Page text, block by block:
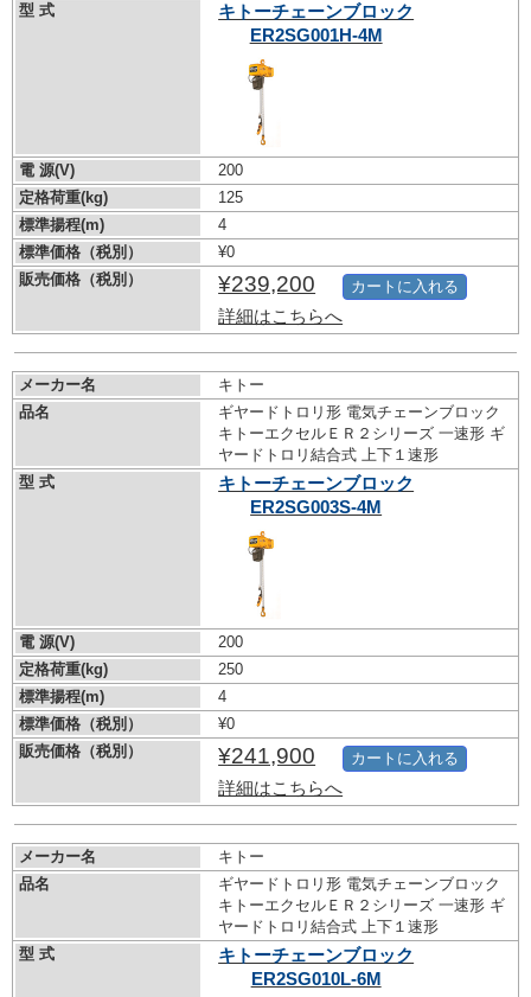
型 式
キトーチェーンブロック
ER2SG001H-4M
電 源(V)
200
定格荷重(kg)
125
標準揚程(m)
4
標準価格（税別）
¥0
販売価格（税別）
¥239,200
詳細はこちらへ
カートに入れる
メーカー名
キトー
品名
ギヤードトロリ形 電気チェーンブロック
キトーエクセルＥＲ２シリーズ 一速形 ギ
ヤードトロリ結合式 上下１速形
型 式
キトーチェーンブロック
ER2SG003S-4M
電 源(V)
200
定格荷重(kg)
250
標準揚程(m)
4
標準価格（税別）
¥0
販売価格（税別）
¥241,900
詳細はこちらへ
カートに入れる
メーカー名
キトー
品名
ギヤードトロリ形 電気チェーンブロック
キトーエクセルＥＲ２シリーズ 一速形 ギ
ヤードトロリ結合式 上下１速形
型 式
キトーチェーンブロック
ER2SG010L-6M